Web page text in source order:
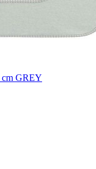
cm GREY